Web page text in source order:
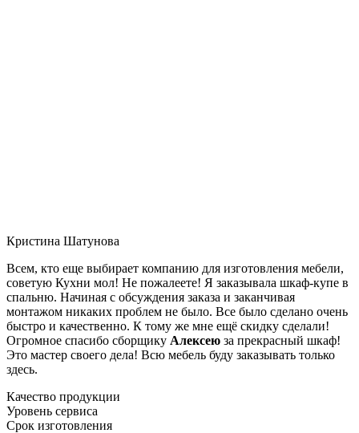
Кристина Шатунова
Всем, кто еще выбирает компанию для изготовления мебели,
советую Кухни мол! Не пожалеете! Я заказывала шкаф-купе в
спальню. Начиная с обсуждения заказа и заканчивая
монтажом никаких проблем не было. Все было сделано очень
быстро и качественно. К тому же мне ещё скидку сделали!
Огромное спасибо сборщику Алексею за прекрасный шкаф!
Это мастер своего дела! Всю мебель буду заказывать только
здесь.
Качество продукции
Уровень сервиса
Срок изготовления